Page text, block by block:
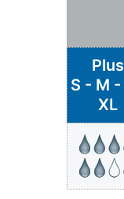
Plus
S - M -
XL